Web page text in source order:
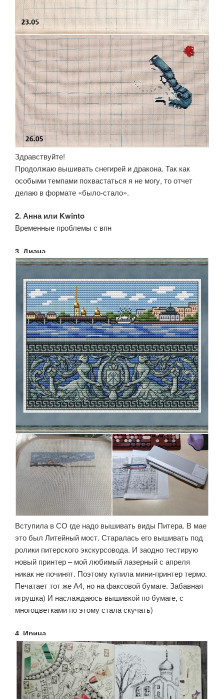
Здравствуйте!
Продолжаю вышивать снегирей и дракона. Так как
особыми темпами похвастаться я не могу, то отчет
делаю в формате «было-стало».
2. Анна или Kwinto
Временные проблемы с впн
3. Диана
Вступила в СО где надо вышивать виды Питера. В мае
это был Литейный мост. Старалась его вышивать под
ролики питерского экскурсовода. И заодно тестирую
новый принтер – мой любимый лазерный с апреля
никак не починят. Поэтому купила мини-принтер термо.
Печатает тот же А4, но на факсовой бумаге. Забавная
игрушка) И наслаждаюсь вышивкой по бумаге, с
многоцветками по этому стала скучать)
4. Ирина